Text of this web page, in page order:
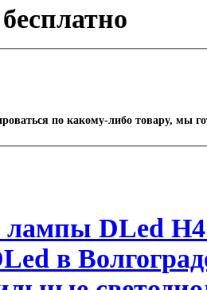
по какому-либо товару, мы
DLed H4
в